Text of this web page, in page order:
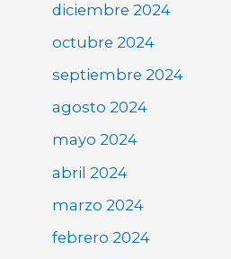
diciembre 2024
octubre 2024
septiembre 2024
agosto 2024
mayo 2024
abril 2024
marzo 2024
febrero 2024